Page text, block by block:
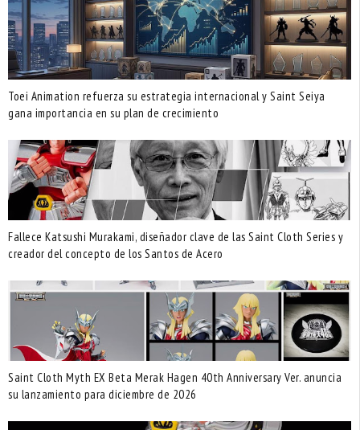
Toei Animation refuerza su estrategia internacional y Saint Seiya
gana importancia en su plan de crecimiento
Fallece Katsushi Murakami, diseñador clave de las Saint Cloth Series y
creador del concepto de los Santos de Acero
Saint Cloth Myth EX Beta Merak Hagen 40th Anniversary Ver. anuncia
su lanzamiento para diciembre de 2026